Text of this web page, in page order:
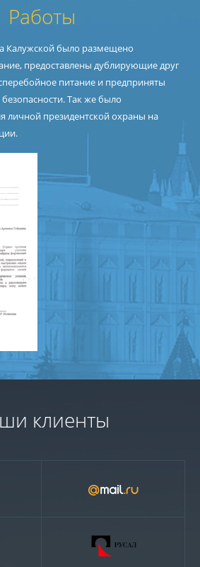
Работы
Калужской было размещено
предоставлены дублирующие друг
питание и предприняты
Так же было
личной президентской охраны на
клиенты